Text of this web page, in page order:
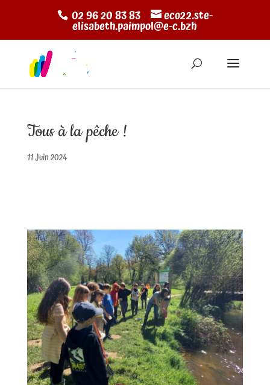
02 96 20 83 83 eco22.ste-
elisabeth.paimpol@e-c.bzh
Tous à la pêche !
11 Juin 2024